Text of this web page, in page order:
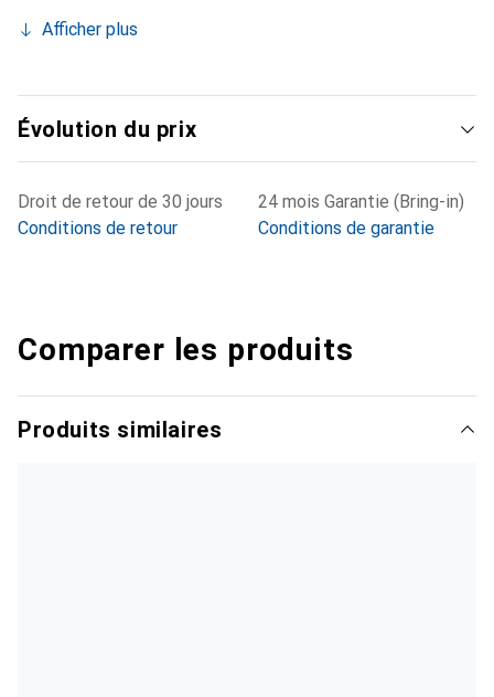
Afficher plus
Évolution du prix
Droit de retour de 30 jours
Conditions de retour
24 mois Garantie (Bring-in)
Conditions de garantie
Comparer les produits
Produits similaires